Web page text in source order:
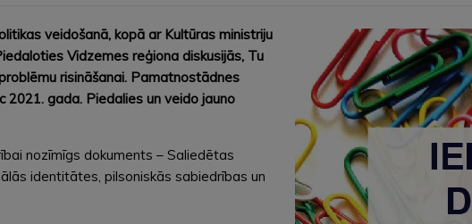
veidošanā, kopā ar Kultūras ministriju
Vidzemes reģiona diskusijās, Tu
risināšanai. Pamatnostādnes
gada. Piedalies un veido jauno
nozīmīgs dokuments – Saliedētas
identitātes, pilsoniskās sabiedrības un